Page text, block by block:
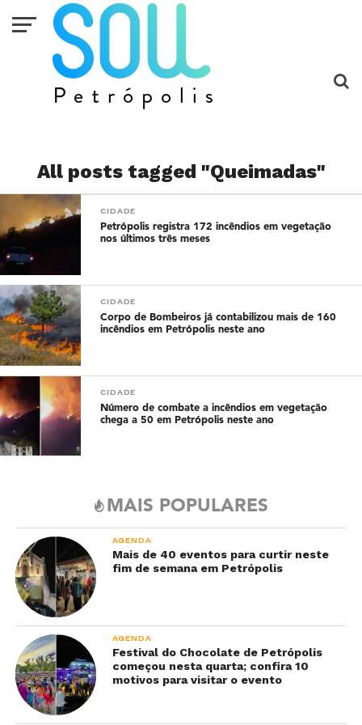
All posts tagged "Queimadas"
CIDADE
Petrópolis registra 172 incêndios em vegetação
nos últimos três meses
CIDADE
Corpo de Bombeiros já contabilizou mais de 160
incêndios em Petrópolis neste ano
CIDADE
Número de combate a incêndios em vegetação
chega a 50 em Petrópolis neste ano
MAIS POPULARES
AGENDA
Mais de 40 eventos para curtir neste
fim de semana em Petrópolis
AGENDA
Festival do Chocolate de Petrópolis
começou nesta quarta; confira 10
motivos para visitar o evento